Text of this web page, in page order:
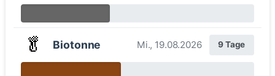
🥬 Biotonne Mi., 19.08.2026 9 Tage